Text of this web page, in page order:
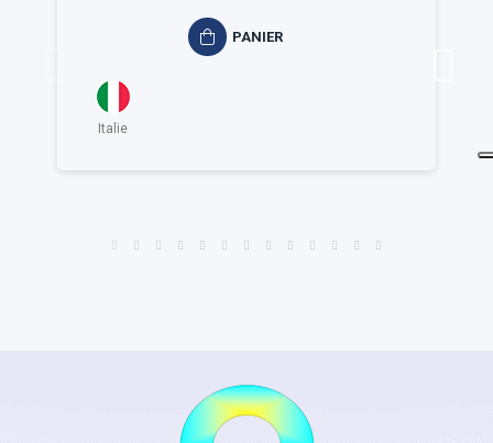
PANIER
Italie